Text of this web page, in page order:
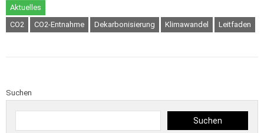
Aktuelles
CO2
CO2-Entnahme Dekarbonisierung Klimawandel Leitfaden
Suchen
Suchen